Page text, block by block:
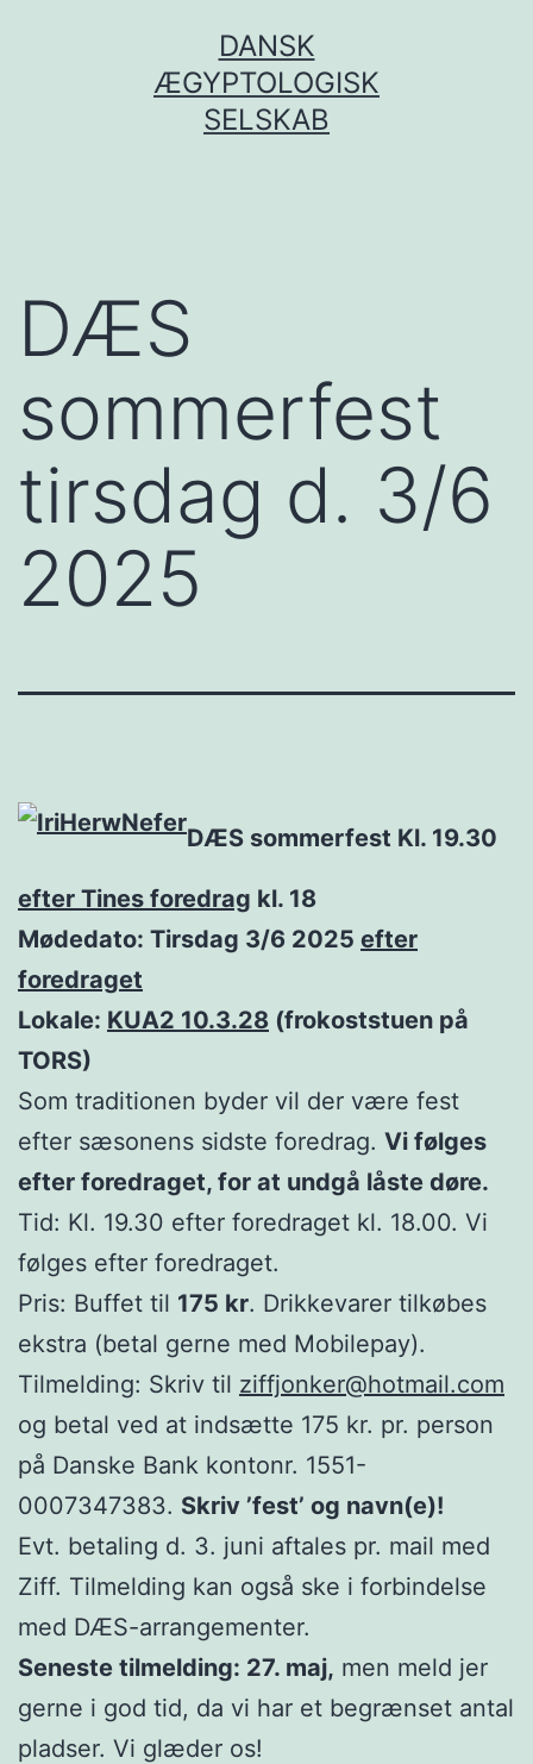
DANSK
ÆGYPTOLOGISK
SELSKAB
DÆS
sommerfest
tirsdag d. 3/6
2025
DÆS sommerfest Kl. 19.30
efter Tines foredrag kl. 18
Mødedato: Tirsdag 3/6 2025 efter
foredraget
Lokale: KUA2 10.3.28 (frokoststuen på
TORS)
Som traditionen byder vil der være fest
efter sæsonens sidste foredrag. Vi følges
efter foredraget, for at undgå låste døre.
Tid: Kl. 19.30 efter foredraget kl. 18.00. Vi
følges efter foredraget.
Pris: Buffet til 175 kr. Drikkevarer tilkøbes
ekstra (betal gerne med Mobilepay).
Tilmelding: Skriv til ziffjonker@hotmail.com
og betal ved at indsætte 175 kr. pr. person
på Danske Bank kontonr. 1551-
0007347383. Skriv ’fest’ og navn(e)!
Evt. betaling d. 3. juni aftales pr. mail med
Ziff. Tilmelding kan også ske i forbindelse
med DÆS-arrangementer.
Seneste tilmelding: 27. maj, men meld jer
gerne i god tid, da vi har et begrænset antal
pladser. Vi glæder os!